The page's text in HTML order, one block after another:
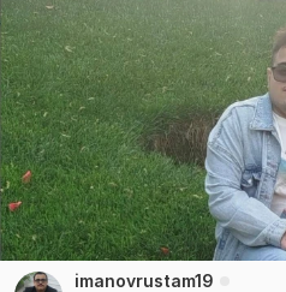
imanovrustam19